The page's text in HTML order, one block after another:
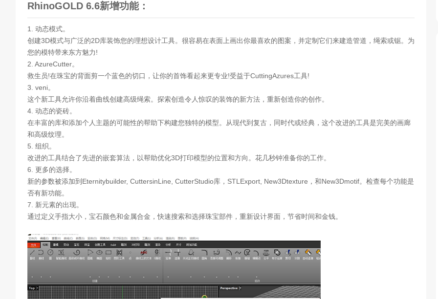
RhinoGOLD 6.6新增功能：
1. 动态模式。
创建3D模式与广泛的2D库装饰您的理想设计工具。很容易在表面上画出你最喜欢的图案，并定制它们来建造管道，绳索或锯。为
您的模特带来东方魅力!
2. AzureCutter。
救生员!在珠宝的背面剪一个蓝色的切口，让你的首饰看起来更专业!受益于CuttingAzures工具!
3. veni。
这个新工具允许你沿着曲线创建高级绳索。探索创造令人惊叹的装饰的新方法，重新创造你的创作。
4. 动态的瓷砖。
在丰富的库和添加个人主题的可能性的帮助下构建您独特的模型。从现代到复古，同时代或经典，这个改进的工具是完美的画廊
和高级纹理。
5. 组织。
改进的工具结合了先进的嵌套算法，以帮助优化3D打印模型的位置和方向。花几秒钟准备你的工作。
6. 更多的选择。
新的参数被添加到Eternitybuilder, CuttersinLine, CutterStudio库，STLExport, New3Dtexture，和New3Dmotif。检查每个功能是
否有新功能。
7. 新元素的出现。
通过定义手指大小，宝石颜色和金属合金，快速搜索和选择珠宝部件，重新设计界面，节省时间和金钱。